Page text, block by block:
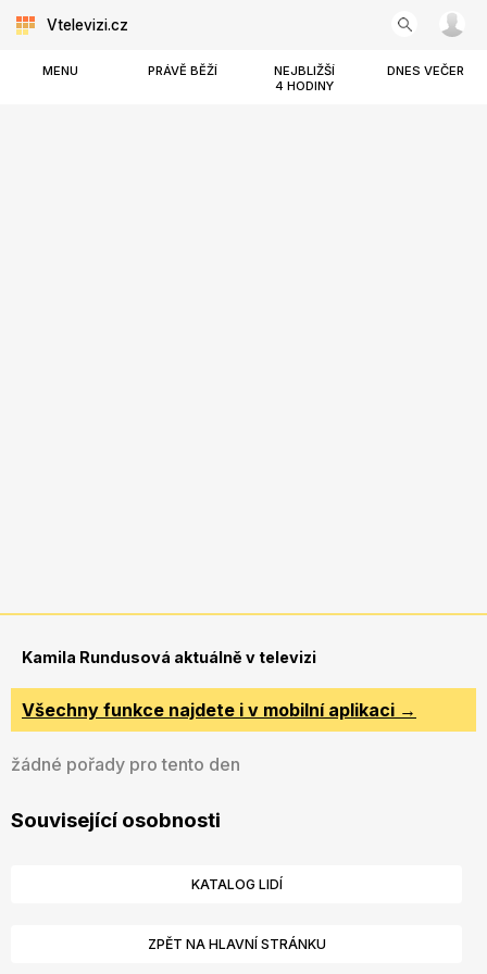
Vtelevizi.cz
MENU PRÁVĚ BĚŽÍ
NEJBLIŽŠÍ
4 HODINY
DNES VEČER
Kamila Rundusová aktuálně v televizi
Všechny funkce najdete i v mobilní aplikaci →
žádné pořady pro tento den
Související osobnosti
KATALOG LIDÍ
ZPĚT NA HLAVNÍ STRÁNKU